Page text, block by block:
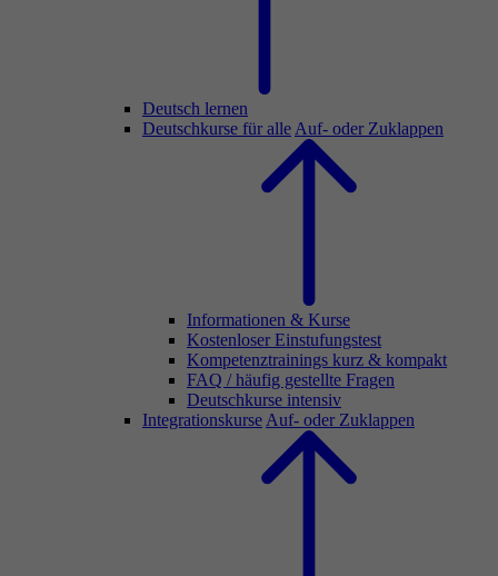
Deutsch lernen
Deutschkurse für alle Auf- oder Zuklappen
Informationen & Kurse
Kostenloser Einstufungstest
Kompetenztrainings kurz & kompakt
FAQ / häufig gestellte Fragen
Deutschkurse intensiv
Integrationskurse Auf- oder Zuklappen